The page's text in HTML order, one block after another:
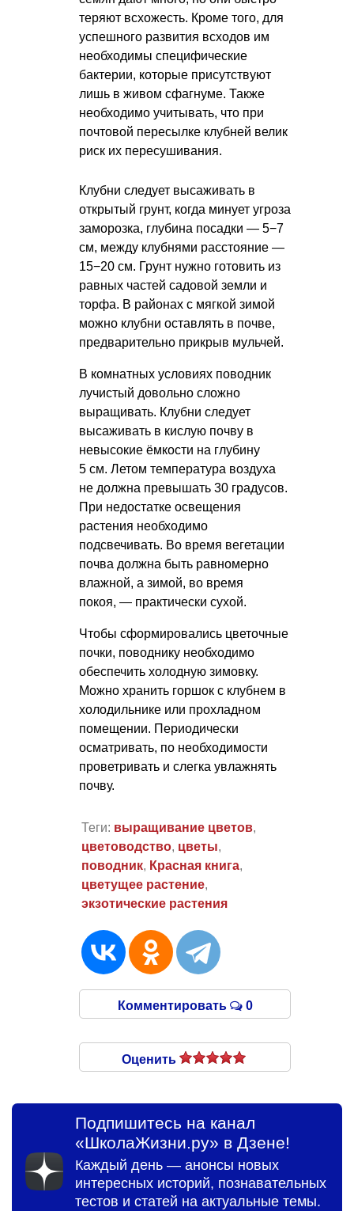
теряют всхожесть. Кроме того, для
успешного развития всходов им
необходимы специфические
бактерии, которые присутствуют
лишь в живом сфагнуме. Также
необходимо учитывать, что при
почтовой пересылке клубней велик
риск их пересушивания.
Клубни следует высаживать в
открытый грунт, когда минует угроза
заморозка, глубина посадки — 5−7
см, между клубнями расстояние —
15−20 см. Грунт нужно готовить из
равных частей садовой земли и
торфа. В районах с мягкой зимой
можно клубни оставлять в почве,
предварительно прикрыв мульчей.
В комнатных условиях поводник
лучистый довольно сложно
выращивать. Клубни следует
высаживать в кислую почву в
невысокие ёмкости на глубину
5 см. Летом температура воздуха
не должна превышать 30 градусов.
При недостатке освещения
растения необходимо
подсвечивать. Во время вегетации
почва должна быть равномерно
влажной, а зимой, во время
покоя, — практически сухой.
Чтобы сформировались цветочные
почки, поводнику необходимо
обеспечить холодную зимовку.
Можно хранить горшок с клубнем в
холодильнике или прохладном
помещении. Периодически
осматривать, по необходимости
проветривать и слегка увлажнять
почву.
Теги: выращивание цветов,
цветоводство, цветы,
поводник, Красная книга,
цветущее растение,
экзотические растения
Комментировать 0
Оценить
Подпишитесь на канал
«ШколаЖизни.ру» в Дзене!
Каждый день — анонсы новых
интересных историй, познавательных
тестов и статей на актуальные темы.